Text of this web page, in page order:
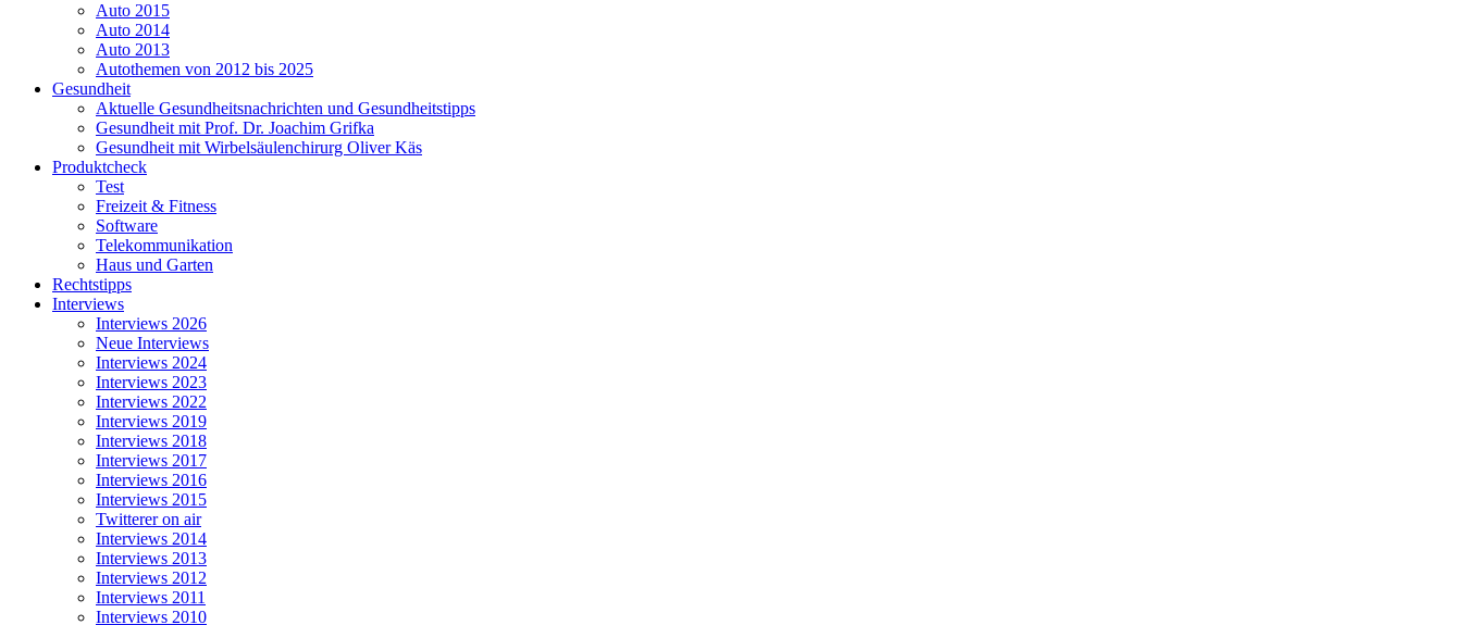
Auto 2015
Auto 2014
Auto 2013
Autothemen von 2012 bis 2025
Gesundheit
Aktuelle Gesundheitsnachrichten und Gesundheitstipps
Gesundheit mit Prof. Dr. Joachim Grifka
Gesundheit mit Wirbelsäulenchirurg Oliver Käs
Produktcheck
Test
Freizeit & Fitness
Software
Telekommunikation
Haus und Garten
Rechtstipps
Interviews
Interviews 2026
Neue Interviews
Interviews 2024
Interviews 2023
Interviews 2022
Interviews 2019
Interviews 2018
Interviews 2017
Interviews 2016
Interviews 2015
Twitterer on air
Interviews 2014
Interviews 2013
Interviews 2012
Interviews 2011
Interviews 2010